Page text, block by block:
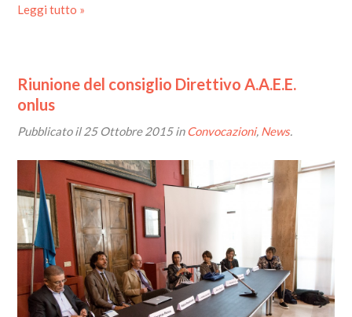
Leggi tutto »
Riunione del consiglio Direttivo A.A.E.E.
onlus
Pubblicato il 25 Ottobre 2015inConvocazioni, News.